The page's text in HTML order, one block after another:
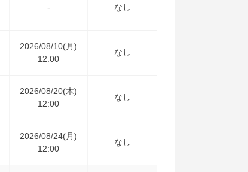
- なし
2026/08/10(月)
12:00
なし
2026/08/20(木)
12:00
なし
2026/08/24(月)
12:00
なし